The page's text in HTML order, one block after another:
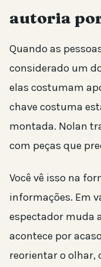
autoria
Quando as
considerado um
elas costumam
chave costuma
montada. Nolan
com peças que
Você vê isso na
informações. Em
espectador muda
acontece por
reorientar o olhar,